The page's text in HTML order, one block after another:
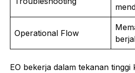
Operational Flow
EO bekerja dalam tekanan tinggi